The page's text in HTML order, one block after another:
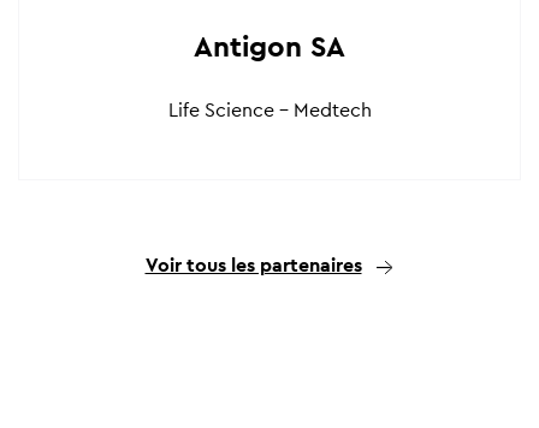
Antigon SA
Life Science - Medtech
Voir tous les partenaires